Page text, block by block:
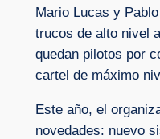
Mario Lucas y
trucos de alto nivel
quedan pilotos por
cartel de máximo
Este año, el
novedades: nuevo